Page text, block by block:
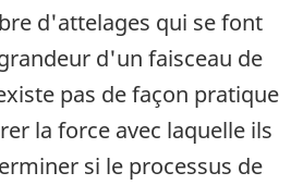
d'attelages qui se font
d'un faisceau de
pas de façon pratique
la force avec laquelle ils
si le processus de